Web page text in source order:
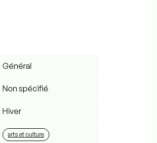
Général
Non spécifié
Hiver
arts et culture